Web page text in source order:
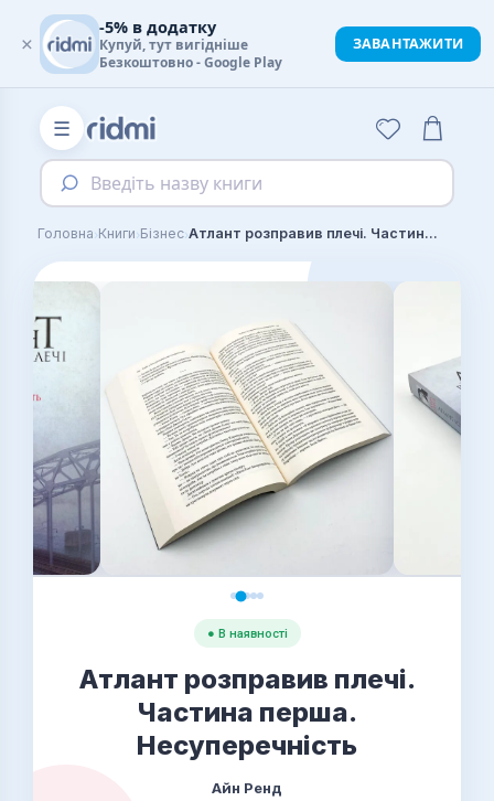
☰
Введіть назву книги
Головна›Книги›Бізнес› Атлант розправив плечі. Частина перша. Несуперечність
● В наявності
Атлант розправив плечі.
Частина перша.
Несуперечність
Айн Ренд
×
-5% в додатку
Купуй, тут вигідніше
Безкоштовно - Google Play
ЗАВАНТАЖИТИ